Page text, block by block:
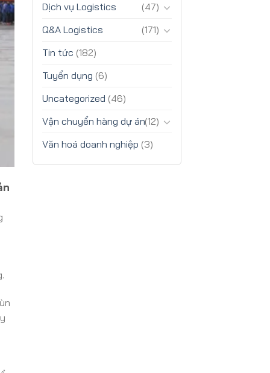
Dịch vụ Logistics
(47)
Q&A Logistics
(171)
Tin tức (182)
Tuyển dụng (6)
Uncategorized (46)
Vận chuyển hàng dự án(12)
Văn hoá doanh nghiệp (3)